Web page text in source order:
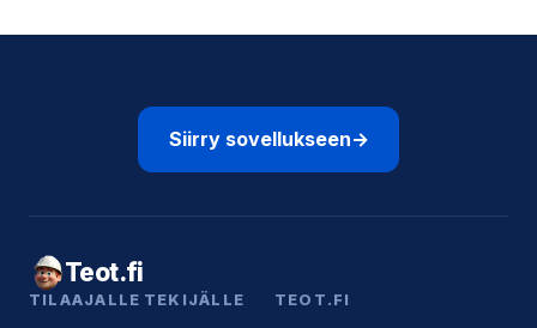
Siirry sovellukseen→
Teot.fi
TILAAJALLE TEKIJÄLLE TEOT.FI